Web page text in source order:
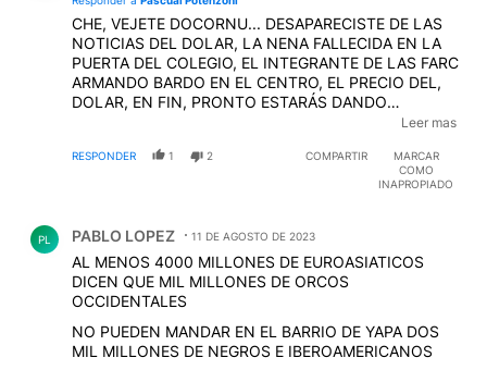
CHE, VEJETE DOCORNU... DESAPARECISTE DE LAS
NOTICIAS DEL DOLAR, LA NENA FALLECIDA EN LA
PUERTA DEL COLEGIO, EL INTEGRANTE DE LAS FARC
ARMANDO BARDO EN EL CENTRO, EL PRECIO DEL,
DOLAR, EN FIN, PRONTO ESTARÁS DANDO
CONSEJOS EN LAS PUBLICACIONES DE MODAS,
TE HACEN USAR LOS PUNTEROS ANTES DE DARTE
EDITADO
Leer mas
RESPONDER 1 2 COMPARTIR
MARCAR
COMO
INAPROPIADO
PL PABLO LOPEZ 11 DE AGOSTO DE 2023
AL MENOS 4000 MILLONES DE EUROASIATICOS
DICEN QUE MIL MILLONES DE ORCOS
OCCIDENTALES
NO PUEDEN MANDAR EN EL BARRIO DE YAPA DOS
MIL MILLONES DE NEGROS E IBEROAMERICANOS